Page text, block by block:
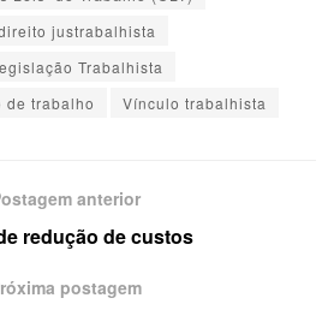
justrabalhista
Trabalhista
de trabalho
Vínculo trabalhista
anterior
redução de custos
postagem